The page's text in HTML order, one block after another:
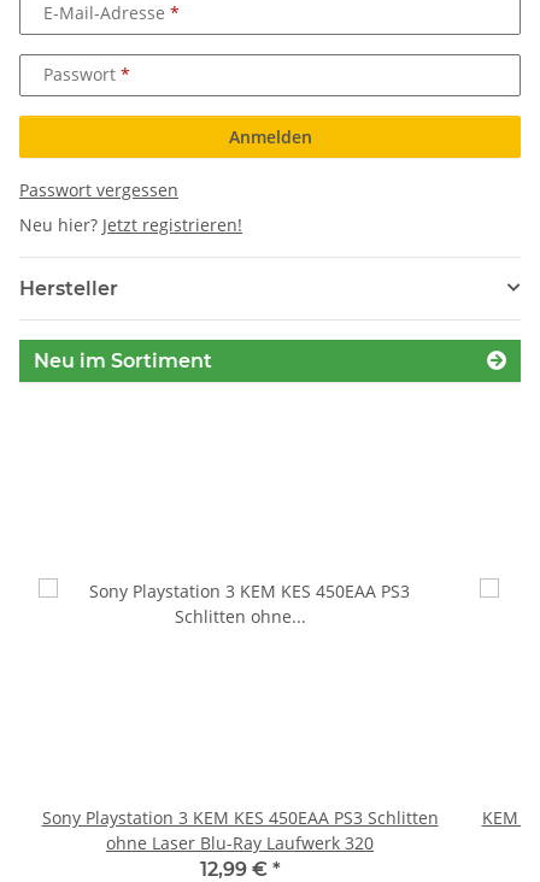
E-Mail-Adresse
Passwort
Anmelden
Passwort vergessen
Neu hier? Jetzt registrieren!
Hersteller
Neu im Sortiment
Sony Playstation 3 KEM KES 450EAA PS3 Schlitten
ohne Laser Blu-Ray Laufwerk 320
12,99 € *
KEM